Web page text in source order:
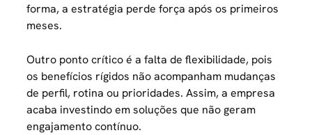
forma, a estratégia perde força após os primeiros
meses.
Outro ponto crítico é a falta de flexibilidade, pois
os benefícios rígidos não acompanham mudanças
de perfil, rotina ou prioridades. Assim, a empresa
acaba investindo em soluções que não geram
engajamento contínuo.